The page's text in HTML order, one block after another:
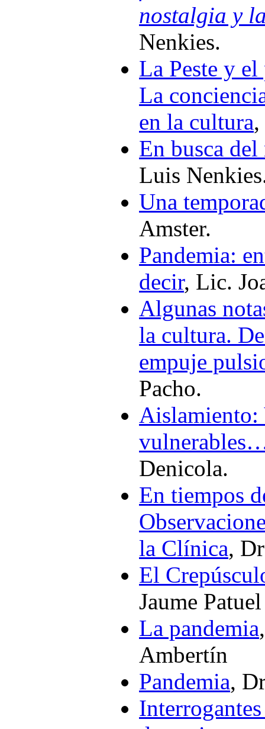
nostalgia y
Nenkies.
La Peste y
La
en la cultura
En busca
Luis
Una
Amster.
Pandemia:
decir, Lic.
Algunas
la cultura.
empuje
Pacho.
Aislamiento:
Denicola.
En tiempos
la Clínica,
El
Jaume
La pandemia
Ambertín
Pandemia,